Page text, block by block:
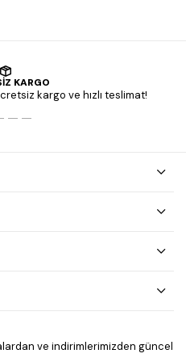
KARGO
kargo ve hızlı teslimat!
ve indirimlerimizden güncel